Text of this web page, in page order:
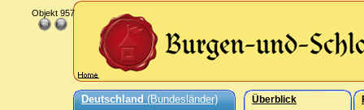
Deutschland(Bundesländer) Überblick
Objekt 957